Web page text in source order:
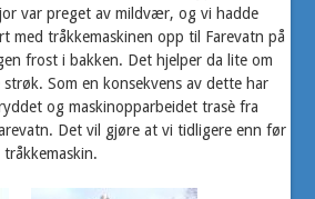
var preget av mildvær, og vi hadde
med tråkkemaskinen opp til Farevatn på
frost i bakken. Det hjelper da lite om
Som en konsekvens av dette har
og maskinopparbeidet trasè fra
Det vil gjøre at vi tidligere enn før